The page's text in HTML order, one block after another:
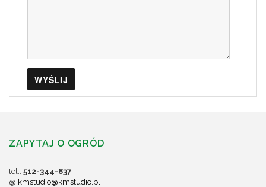
ZAPYTAJ O OGRÓD
tel.: 512-344-837
@ kmstudio@kmstudio.pl